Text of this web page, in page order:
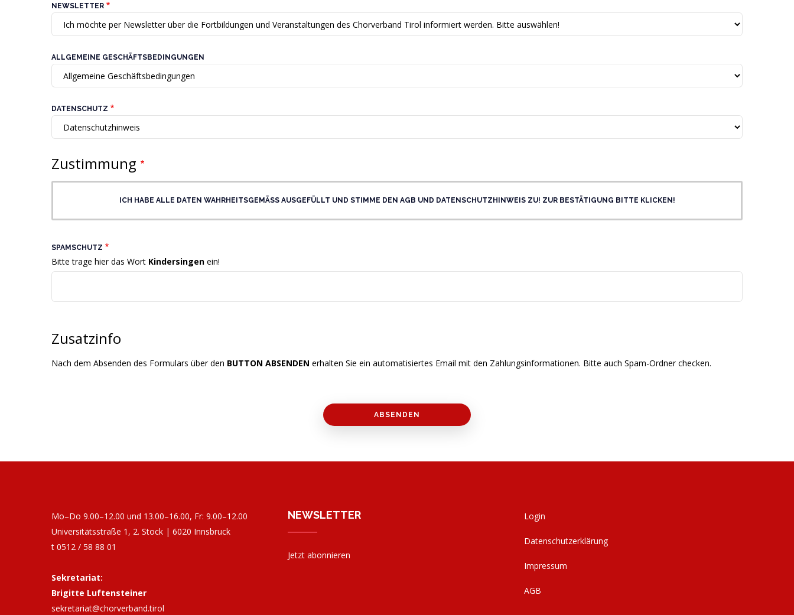
NEWSLETTER
ALLGEMEINE GESCHÄFTSBEDINGUNGEN
DATENSCHUTZ
Zustimmung
ICH HABE ALLE DATEN WAHRHEITSGEMÄSS AUSGEFÜLLT UND STIMME DEN AGB UND DATENSCHUTZHINWEIS ZU! ZUR BESTÄTIGUNG BITTE KLICKEN!
SPAMSCHUTZ
Bitte trage hier das Wort Kindersingen ein!
Zusatzinfo
Nach dem Absenden des Formulars über den BUTTON ABSENDEN erhalten Sie ein automatisiertes Email mit den Zahlungsinformationen. Bitte auch Spam-Ordner checken.
Mo–Do 9.00–12.00 und 13.00–16.00, Fr: 9.00–12.00
Universitätsstraße 1, 2. Stock | 6020 Innsbruck
t 0512 / 58 88 01
Sekretariat:
Brigitte Luftensteiner
sekretariat@chorverband.tirol
NEWSLETTER
Jetzt abonnieren
Login
Datenschutzerklärung
Impressum
AGB